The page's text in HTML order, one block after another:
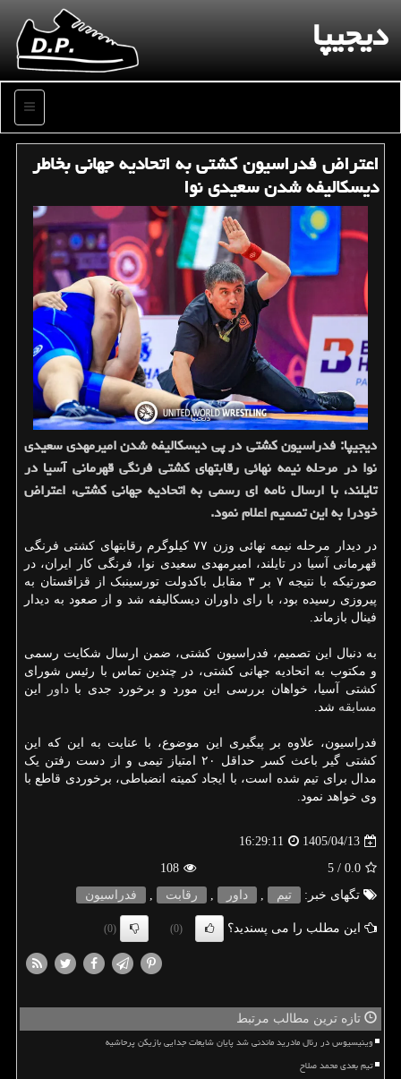
دیجیپا
منو
اعتراض فدراسیون کشتی به اتحادیه جهانی بخاطر
دیسکالیفه شدن سعیدی نوا
دیجیپا: فدراسیون کشتی در پی دیسکالیفه شدن امیرمهدی سعیدی
نوا در مرحله نیمه نهائی رقابتهای کشتی فرنگی قهرمانی آسیا در
تایلند، با ارسال نامه ای رسمی به اتحادیه جهانی کشتی، اعتراض
خودرا به این تصمیم اعلام نمود.
در دیدار مرحله نیمه نهائی وزن ۷۷ کیلوگرم رقابتهای کشتی فرنگی
قهرمانی آسیا در تایلند، امیرمهدی سعیدی نوا، فرنگی کار ایران، در
صورتیکه با نتیجه ۷ بر ۳ مقابل باکدولت تورسینبک از قزاقستان به
پیروزی رسیده بود، با رای داوران دیسکالیفه شد و از صعود به دیدار
فینال بازماند.
به دنبال این تصمیم، فدراسیون کشتی، ضمن ارسال شکایت رسمی
و مکتوب به اتحادیه جهانی کشتی، در چندین تماس با رئیس شورای
کشتی آسیا، خواهان بررسی این مورد و برخورد جدی باداور
این
مسابقه شد.
فدراسیون، علاوه بر پیگیری این موضوع، با عنایت به این که این
کشتی گیر باعث کسر حداقل ۲۰ امتیاز تیمی و از دست رفتن یک
مدال برای تیم شده است، با ایجاد کمیته انضباطی، برخوردی قاطع با
وی خواهد نمود.
1405/04/13
16:29:11
0.0
/ 5
108
تگهای خبر:
تیم , داور , رقابت , فدراسیون
این مطلب را می پسندید؟ (0)
(0)
تازه ترین مطالب مرتبط
وینیسیوس در رئال مادرید ماندنی شد پایان شایعات جدایی بازیکن پرحاشیه
تیم بعدی محمد صلاح